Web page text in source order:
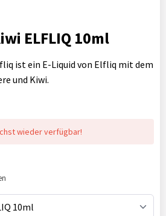
ELFLIQ 10ml
ist ein E-Liquid von Elfliq mit dem
und Kiwi.
wieder verfügbar!
10ml